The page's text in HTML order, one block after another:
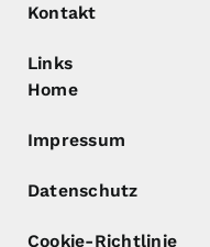
Kontakt
Links
Home
Impressum
Datenschutz
Cookie-Richtlinie